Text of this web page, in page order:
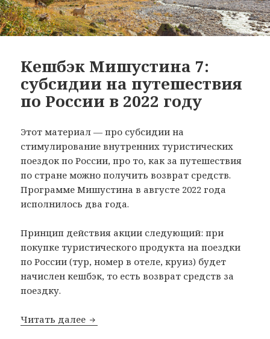
Кешбэк Мишустина 7:
субсидии на путешествия
по России в 2022 году
Этот материал — про субсидии на
стимулирование внутренних туристических
поездок по России, про то, как за путешествия
по стране можно получить возврат средств.
Программе Мишустина в августе 2022 года
исполнилось два года.
Принцип действия акции следующий: при
покупке туристического продукта на поездки
по России (тур, номер в отеле, круиз) будет
начислен кешбэк, то есть возврат средств за
поездку.
Читать далее Кешбэк Мишустина 7: субсидии на